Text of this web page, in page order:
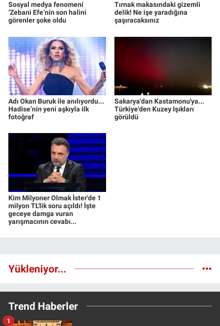
Sosyal medya fenomeni
‘Zebani Efe’nin son halini
görenler şoke oldu
Tırnak makasındaki gizemli
delik! Ne işe yaradığına
şaşıracaksınız
Adı Okan Buruk ile anılıyordu...
Hadise’nin yeni aşkıyla ilk
fotoğraf
Sakarya'dan Kastamonu'ya...
Türkiye'den Kuzey Işıkları
görüldü
Kim Milyoner Olmak İster'de 1
milyon TL'lik soru açıldı! İşte
geceye damga vuran
yarışmacının cevabı...
Yükleniyor...
Trend Haberler
1